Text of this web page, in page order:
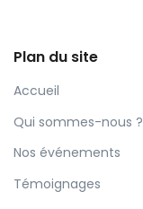
Plan du site
Accueil
Qui sommes-nous ?
Nos événements
Témoignages